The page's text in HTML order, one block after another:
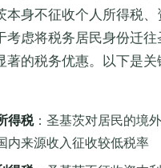
本身不征收个人所得税
考虑将税务居民身份迁
著的税务优惠。以下是
得税：圣基茨对居民的境
内来源收入征收较低税率